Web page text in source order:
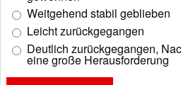
Weitgehend stabil geblieben
Leicht zurückgegangen
Deutlich zurückgegangen,
eine große Herausforderung